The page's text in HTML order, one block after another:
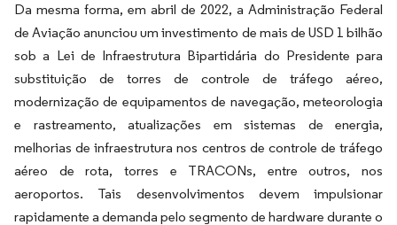
Da mesma forma, em abril de 2022, a Administração Federal
de Aviação anunciou um investimento de mais de USD 1 bilhão
sob a Lei de Infraestrutura Bipartidária do Presidente para
substituição de torres de controle de tráfego aéreo,
modernização de equipamentos de navegação, meteorologia
e rastreamento, atualizações em sistemas de energia,
melhorias de infraestrutura nos centros de controle de tráfego
aéreo de rota, torres e TRACONs, entre outros, nos
aeroportos. ​Tais desenvolvimentos devem impulsionar
rapidamente a demanda pelo segmento de hardware durante o